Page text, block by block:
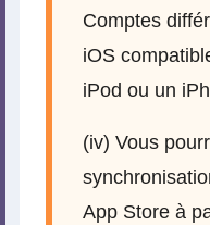
Comptes
iOS
iPod ou un
(iv) Vous
App Store à